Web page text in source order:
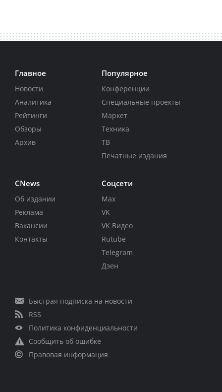
Главное
Новости
Аналитика
Рейтинги
Обзоры
Архив
Популярное
Конференции
Специальные проекты
Маркет
Техника
ТВ
Печатные издания
CNews
Об издании
Реклама
Вакансии
Контакты
Соцсети
Max
VK
VK Видео
Rutube
Telegram
Дзен
Быстрая подписка на новости
RSS
Политика конфиденциальности
Сообщить об ошибке
Правовая информация